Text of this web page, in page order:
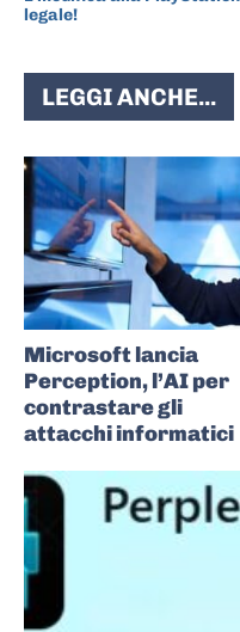
legale!
LEGGI ANCHE...
Microsoft lancia
Perception, l’AI per
contrastare gli
attacchi informatici